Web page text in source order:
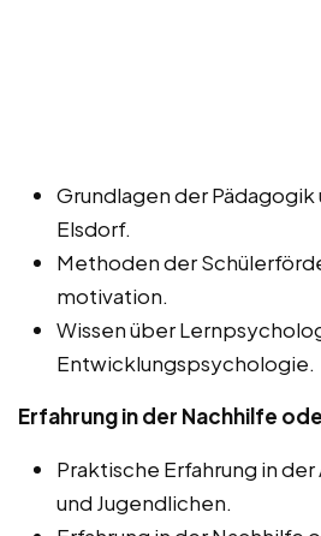
Grundlagen der Pädagogik
Elsdorf.
Methoden der
motivation.
Wissen über
Entwicklungspsychologie.
Erfahrung in der Nachhilfe
Praktische Erfahrung in
und Jugendlichen.